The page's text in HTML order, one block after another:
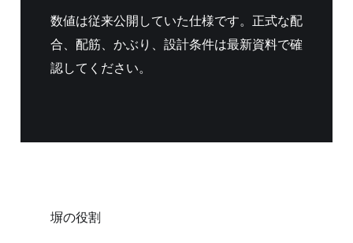
数値は従来公開していた仕様です。正式な配
合、配筋、かぶり、設計条件は最新資料で確
認してください。
塀の役割